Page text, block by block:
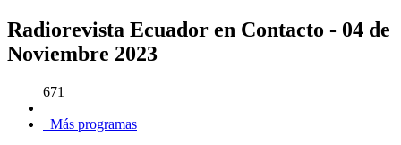
Radiorevista Ecuador en Contacto - 04 de
Noviembre 2023
671
Más programas